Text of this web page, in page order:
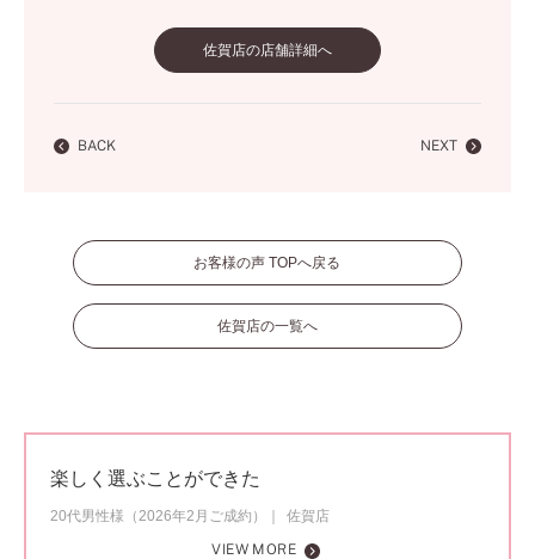
佐賀店の店舗詳細へ
BACK NEXT
お客様の声 TOPへ戻る
佐賀店の一覧へ
楽しく選ぶことができた
20代男性様（2026年2月ご成約）
佐賀店
VIEW MORE